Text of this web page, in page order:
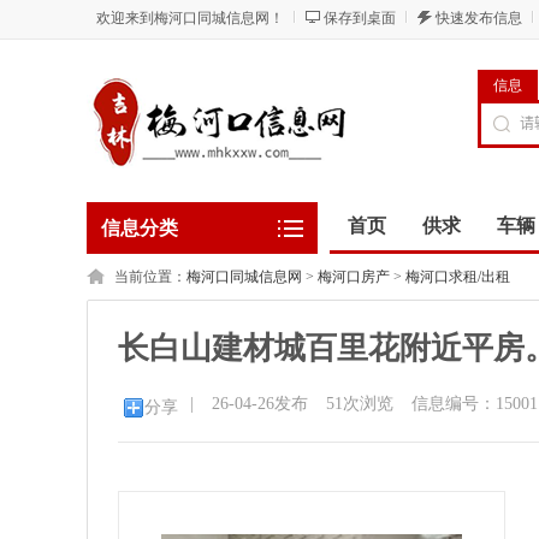
欢迎来到梅河口同城信息网！ 保存到桌面 快速发布信息
信息
信息分类 首页 供求 车辆
当前位置： 梅河口同城信息网 > 梅河口房产 > 梅河口求租/出租
长白山建材城百里花附近平房
分享 26-04-26发布 51次浏览 信息编号：15001